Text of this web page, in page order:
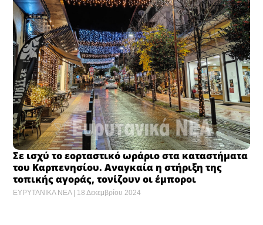
Σε ισχύ το εορταστικό ωράριο στα καταστήματα
του Καρπενησίου. Αναγκαία η στήριξη της
τοπικής αγοράς, τονίζουν οι έμποροι
ΕΥΡΥΤΑΝΙΚΑ ΝΕΑ 18 Δεκεμβρίου 2024